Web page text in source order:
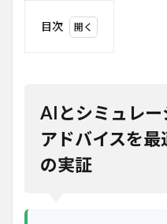
目次
ーシ
ョン
融合
で農
業ア
ドバ
AIとシミュレ
アドバイスを
の実証